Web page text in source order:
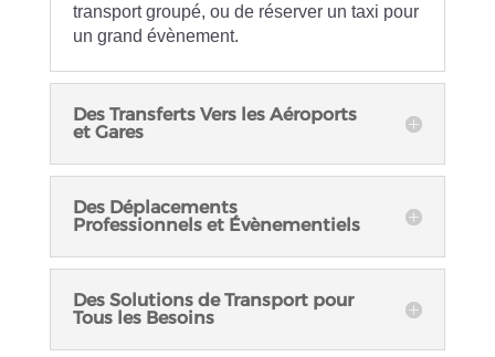
transport groupé, ou de réserver un taxi pour
un grand évènement.
Des Transferts Vers les Aéroports
et Gares
Des Déplacements
Professionnels et Évènementiels
Des Solutions de Transport pour
Tous les Besoins